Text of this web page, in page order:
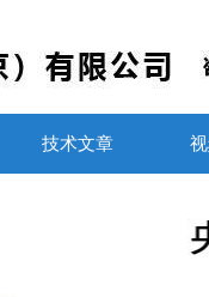
技术文章